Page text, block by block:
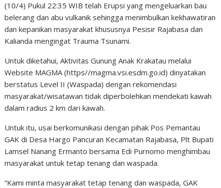
(10/4) Pukul 22:35 WIB telah Erupsi yang mengeluarkan bau
belerang dan abu vulkanik sehingga menimbulkan kekhawatiran
dan kepanikan masyarakat khususnya Pesisir Rajabasa dan
Kalianda mengingat Trauma Tsunami.
Untuk diketahui, Aktivitas Gunung Anak Krakatau melalui
Website MAGMA (https//magma.vsi.esdm.go.id) dinyatakan
berstatus Level II (Waspada) dengan rekomendasi
masyarakat/wisatawan tidak diperbolehkan mendekati kawah
dalam radius 2 km dari kawah.
Untuk itu, usai berkomunikasi dengan pihak Pos Pemantau
GAK di Desa Hargo Pancuran Kecamatan Rajabasa, Plt Bupati
Lamsel Nanang Ermanto bersama Edi Purnomo menghimbau
masyarakat untuk tetap tenang dan waspada.
“Kami minta masyarakat tetap tenang dan waspada, GAK